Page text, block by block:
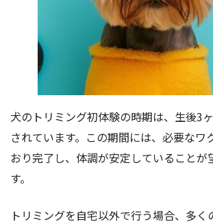
犬のトリミング初体験の時期は、生後3
されています。この期間には、必要なワ
おり完了し、体調が安定していることが
す。
トリミングを自宅以外で行う場合、多く